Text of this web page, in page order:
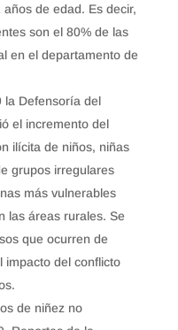
de edad. Es decir,
son el 80% de las
en el departamento de
la Defensoría del
el incremento del
ilícita de niños, niñas
grupos irregulares
más vulnerables
las áreas rurales. Se
que ocurren de
impacto del conflicto
de niñez no